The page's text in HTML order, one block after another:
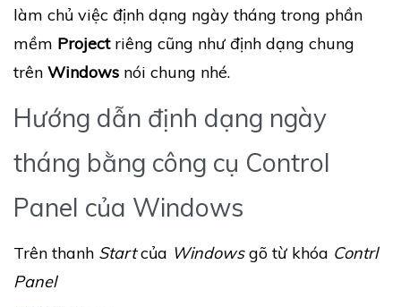
làm chủ việc định dạng ngày tháng trong phần
mềm Project riêng cũng như định dạng chung
trên Windows nói chung nhé.
Hướng dẫn định dạng ngày
tháng bằng công cụ Control
Panel của Windows
Trên thanh Startcủa Windowsgõ từ khóa Contrl
Panel